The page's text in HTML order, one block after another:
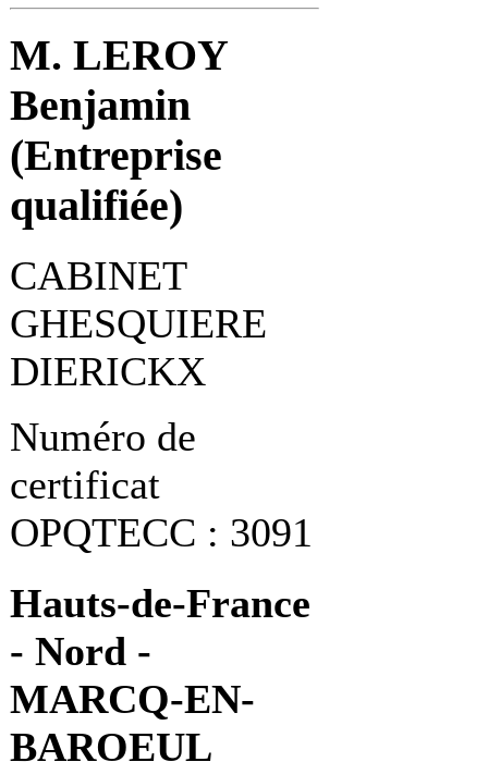
M. LEROY
Benjamin
(Entreprise
qualifiée)
CABINET
GHESQUIERE
DIERICKX
Numéro de
certificat
OPQTECC : 3091
Hauts-de-France
- Nord -
MARCQ-EN-
BAROEUL